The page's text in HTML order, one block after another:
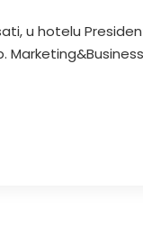
u hotelu